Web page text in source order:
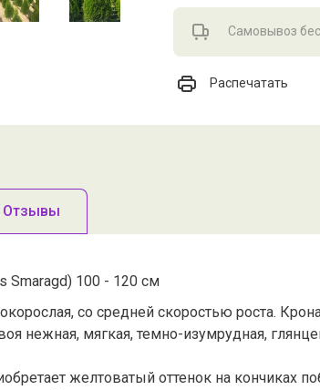
Самовывоз
Распечатать
Отзывы
Smaragd) 100 - 120 см
со средней скоростью роста.
нежная, мягкая, темно-изумрудная,
желтоватый оттенок на кончиках